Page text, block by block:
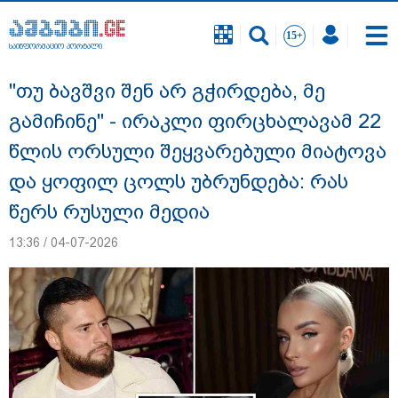
საინფორმაციო პორტალი
"სანაპირო რაიონებში მოსალოდნელია
წვიმა" - გარემოს ეროვნული სააგენტოს
გაფრთხილება: რომელ რეგიონებში უნდა
ველოდოთ ელჭექს, სეტყვასა და ქარის
საინფორმაციო პორტალი
"თუ ბავშვი შენ არ გჭირდება, მე
გამიჩინე" - ირაკლი ფირცხალავამ 22
წლის ორსული შეყვარებული მიატოვა
და ყოფილ ცოლს უბრუნდება: რას
წერს რუსული მედია
13:36 / 04-07-2026